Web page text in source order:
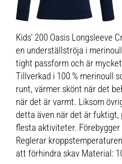
Kids' 200 Oasis Longsleeve
en underställströja i
tight passform och är
Tillverkad i 100 % merinoull
runt, värmer skönt när det
när det är varmt. Liksom
detta även när det är
flesta aktiviteter.
Reglerar
att förhindra skav Material: